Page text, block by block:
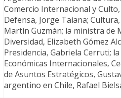
Comercio Internacional y
Defensa, Jorge Taiana;
Martín Guzmán; la ministra de
Diversidad, Elizabeth Gómez
Presidencia, Gabriela Cerruti;
Económicas Internacionales,
de Asuntos Estratégicos,
argentino en Chile, Rafael